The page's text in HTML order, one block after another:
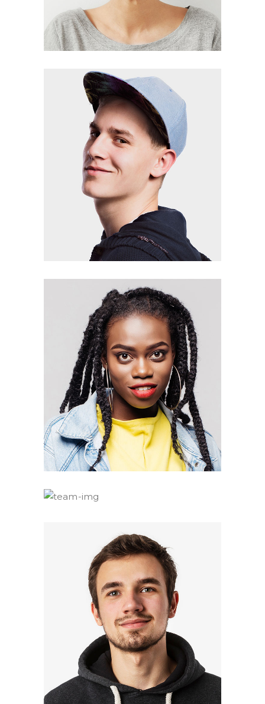
Gretta Holister
Editor
Stephen Morrs
Morin Winns
Editor
Sam Mills
Shawn Koons
Editor